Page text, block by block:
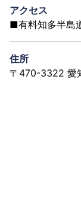
アクセス
■有料知多半島
住所
〒470-3322 愛